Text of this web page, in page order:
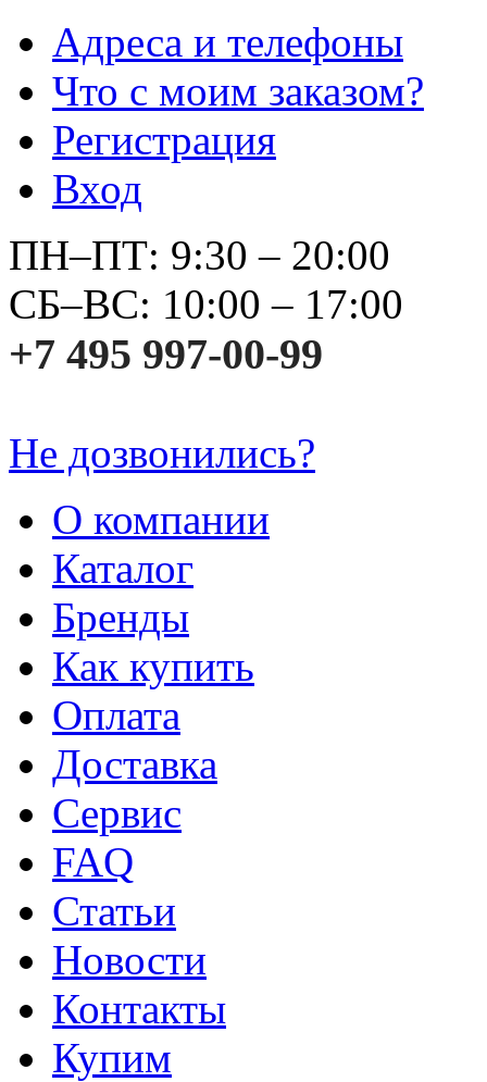
Адреса и телефоны
Что с моим заказом?
Регистрация
Вход
ПН–ПТ: 9:30 – 20:00
СБ–ВС: 10:00 – 17:00
+7 495 997-00-99
Не дозвонились?
О компании
Каталог
Бренды
Как купить
Оплата
Доставка
Сервис
FAQ
Статьи
Новости
Контакты
Купим